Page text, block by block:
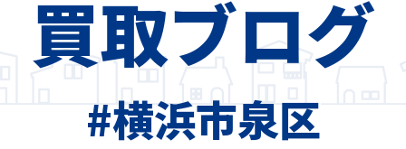
買取ブログ
#横浜市泉区